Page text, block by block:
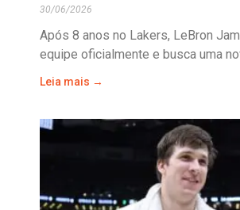
30/06/2026
Após 8 anos no Lakers, LeBron
equipe oficialmente e busca uma
Leia mais →